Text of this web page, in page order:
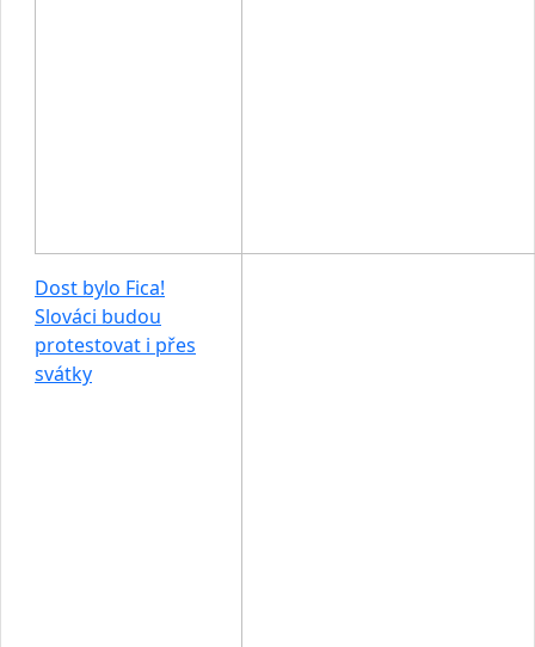
Dost bylo Fica!
Slováci budou
protestovat i přes
svátky